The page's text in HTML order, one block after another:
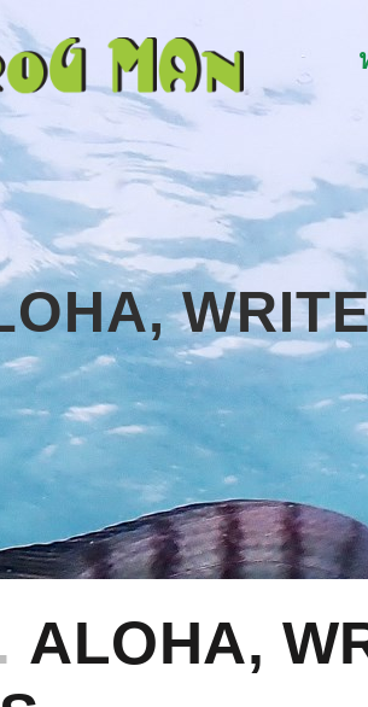
ALOHA,